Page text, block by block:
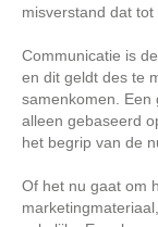
misverstand dat tot
Communicatie is
en dit geldt des te
samenkomen. Een
alleen gebaseerd
het begrip van de
Of het nu gaat om